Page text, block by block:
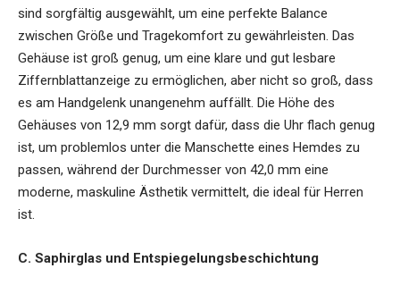
sind sorgfältig ausgewählt, um eine perfekte Balance
zwischen Größe und Tragekomfort zu gewährleisten. Das
Gehäuse ist groß genug, um eine klare und gut lesbare
Ziffernblattanzeige zu ermöglichen, aber nicht so groß, dass
es am Handgelenk unangenehm auffällt. Die Höhe des
Gehäuses von 12,9 mm sorgt dafür, dass die Uhr flach genug
ist, um problemlos unter die Manschette eines Hemdes zu
passen, während der Durchmesser von 42,0 mm eine
moderne, maskuline Ästhetik vermittelt, die ideal für Herren
ist.
C. Saphirglas und Entspiegelungsbeschichtung